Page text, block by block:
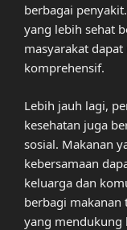
berbagai
yang lebih sehat
masyarakat
komprehensif.
Lebih jauh lagi,
kesehatan juga
sosial. Makanan
kebersamaan
keluarga dan
berbagi
yang mendukung